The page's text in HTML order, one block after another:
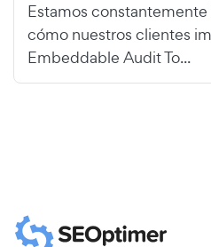
Estamos
cómo nuestros clientes
Embeddable Audit To...